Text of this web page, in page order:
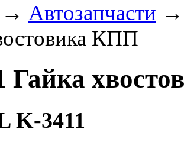
→ Автозапчасти
КПП
Гайка
K-3411